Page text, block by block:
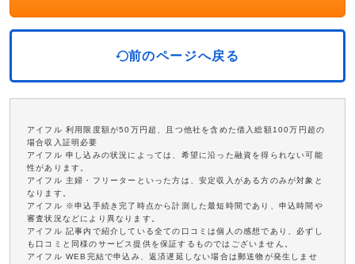
前のページへ戻る
アイフル 利用限度額が50万円超、且つ他社を含めた借入総額100万円超の
場合収入証明必要
アイフル 申し込みの状況によっては、希望に沿った融資を得られない可能
性があります。
アイフル 主婦・フリーターといった方は、安定収入がある方のみが対象と
なります。
アイフル ※申込手続き完了時点から計測した最短時間であり、申込時間や
審査状況などにより異なります。
アイフル 記事内で紹介している全ての口コミは個人の感想であり、必ずし
も口コミと同様のサービス提供を保証するものではございません。
アイフル WEB完結で申込み、返済遅延しない場合は郵送物が発生しませ